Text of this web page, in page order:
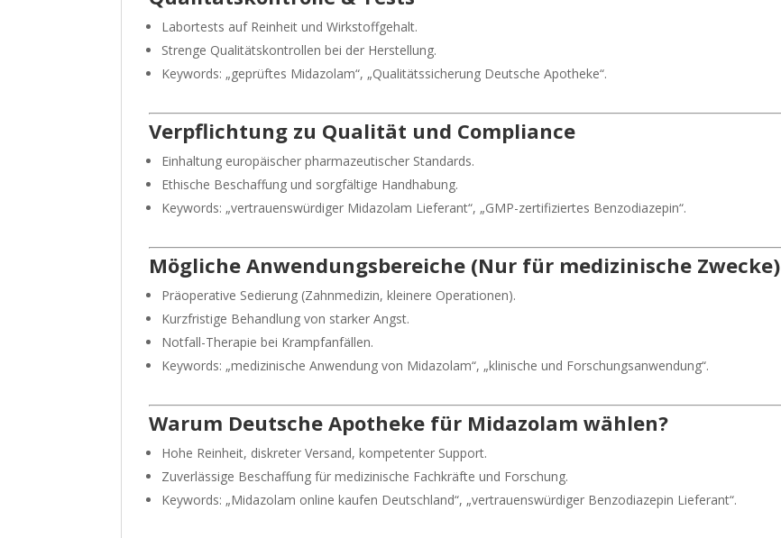
Labortests auf Reinheit und Wirkstoffgehalt.
Strenge Qualitätskontrollen bei der Herstellung.
Keywords: „geprüftes Midazolam“, „Qualitätssicherung Deutsche Apotheke“.
Verpflichtung zu Qualität und Compliance
Einhaltung europäischer pharmazeutischer Standards.
Ethische Beschaffung und sorgfältige Handhabung.
Keywords: „vertrauenswürdiger Midazolam Lieferant“, „GMP-zertifiziertes Benzodiazepin“.
Mögliche Anwendungsbereiche (Nur für medizinische Zwecke)
Präoperative Sedierung (Zahnmedizin, kleinere Operationen).
Kurzfristige Behandlung von starker Angst.
Notfall-Therapie bei Krampfanfällen.
Keywords: „medizinische Anwendung von Midazolam“, „klinische und Forschungsanwendung“.
Warum Deutsche Apotheke für Midazolam wählen?
Hohe Reinheit, diskreter Versand, kompetenter Support.
Zuverlässige Beschaffung für medizinische Fachkräfte und Forschung.
Keywords: „Midazolam online kaufen Deutschland“, „vertrauenswürdiger Benzodiazepin Lieferant“.